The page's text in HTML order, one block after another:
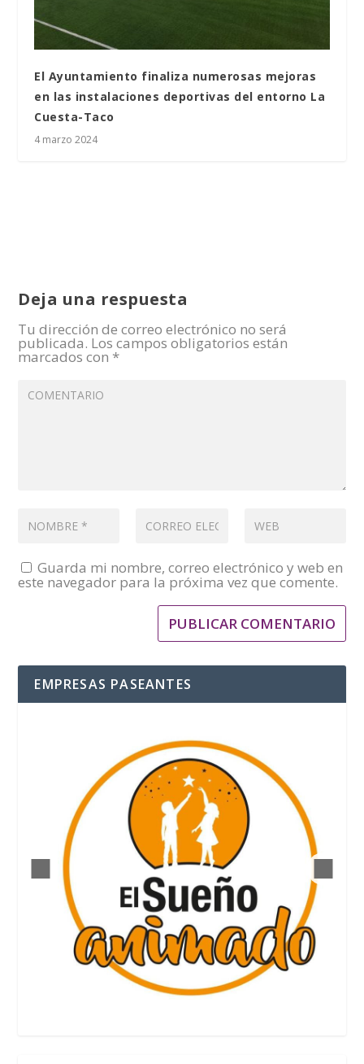
El Ayuntamiento finaliza numerosas mejoras
en las instalaciones deportivas del entorno La
Cuesta-Taco
4 marzo 2024
Deja una respuesta
Tu dirección de correo electrónico no será
publicada. Los campos obligatorios están
marcados con *
Guarda mi nombre, correo electrónico y web en
este navegador para la próxima vez que comente.
EMPRESAS PASEANTES